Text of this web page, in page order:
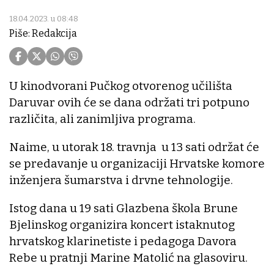
18.04.2023. u 08:48
Piše: Redakcija
U kinodvorani Pučkog otvorenog učilišta
Daruvar ovih će se dana održati tri potpuno
različita, ali zanimljiva programa.
Naime, u utorak 18. travnja u 13 sati održat će
se predavanje u organizaciji Hrvatske komore
inženjera šumarstva i drvne tehnologije.
Istog dana u 19 sati Glazbena škola Brune
Bjelinskog organizira koncert istaknutog
hrvatskog klarinetiste i pedagoga Davora
Rebe u pratnji Marine Matolić na glasoviru.